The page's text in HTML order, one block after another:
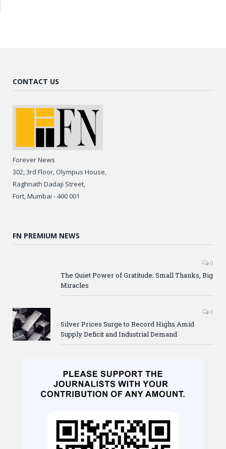
CONTACT US
Forever News
302, 3rd Floor, Olympus House,
Raghnath Dadaji Street,
Fort, Mumbai - 400 001
FN PREMIUM NEWS
0
The Quiet Power of Gratitude: Small Thanks, Big
Miracles
0
Silver Prices Surge to Record Highs Amid
Supply Deficit and Industrial Demand